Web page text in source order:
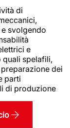
di
svolgendo
e
quali spelafili,
dei
parti
di produzione